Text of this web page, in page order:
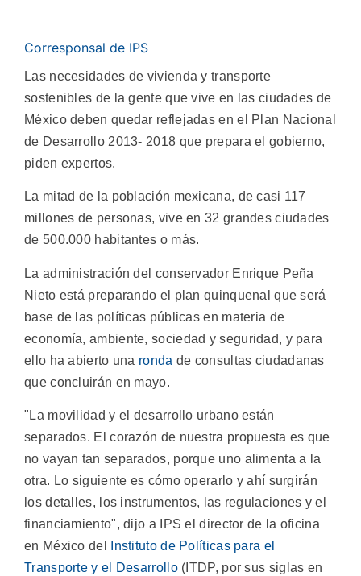
Corresponsal de IPS
Las necesidades de vivienda y transporte
sostenibles de la gente que vive en las ciudades de
México deben quedar reflejadas en el Plan Nacional
de Desarrollo 2013- 2018 que prepara el gobierno,
piden expertos.
La mitad de la población mexicana, de casi 117
millones de personas, vive en 32 grandes ciudades
de 500.000 habitantes o más.
La administración del conservador Enrique Peña
Nieto está preparando el plan quinquenal que será
base de las políticas públicas en materia de
economía, ambiente, sociedad y seguridad, y para
ello ha abierto una ronda de consultas ciudadanas
que concluirán en mayo.
"La movilidad y el desarrollo urbano están
separados. El corazón de nuestra propuesta es que
no vayan tan separados, porque uno alimenta a la
otra. Lo siguiente es cómo operarlo y ahí surgirán
los detalles, los instrumentos, las regulaciones y el
financiamiento", dijo a IPS el director de la oficina
en México del
Instituto de Políticas para el
Transporte y el Desarrollo(ITDP, por sus siglas en